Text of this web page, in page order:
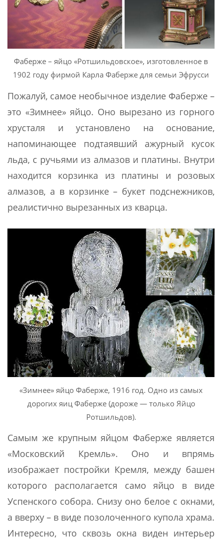
Фаберже – яйцо «Ротшильдовское», изготовленное в
1902 году фирмой Карла Фаберже для семьи Эфрусси
Пожалуй, самое необычное изделие Фаберже –
это «Зимнее» яйцо. Оно вырезано из горного
хрусталя и установлено на основание,
напоминающее подтаявший ажурный кусок
льда, с ручьями из алмазов и платины. Внутри
находится корзинка из платины и розовых
алмазов, а в корзинке – букет подснежников,
реалистично вырезанных из кварца.
«Зимнее» яйцо Фаберже, 1916 год. Одно из самых
дорогих яиц Фаберже (дороже — только Яйцо
Ротшильдов).
Самым же крупным яйцом Фаберже является
«Московский Кремль». Оно и впрямь
изображает постройки Кремля, между башен
которого располагается само яйцо в виде
Успенского собора. Снизу оно белое с окнами,
а вверху – в виде позолоченного купола храма.
Интересно, что сквозь окна виден интерьер